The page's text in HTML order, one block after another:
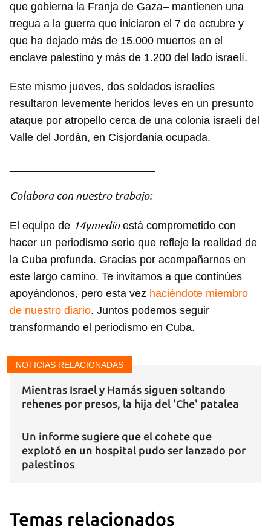
que gobierna la Franja de Gaza– mantienen una
tregua a la guerra que iniciaron el 7 de octubre y
que ha dejado más de 15.000 muertos en el
enclave palestino y más de 1.200 del lado israelí.
Este mismo jueves, dos soldados israelíes
resultaron levemente heridos leves en un presunto
ataque por atropello cerca de una colonia israelí del
Valle del Jordán, en Cisjordania ocupada.
Colabora con nuestro trabajo:
El equipo de 14ymedioestá comprometido con
hacer un periodismo serio que refleje la realidad de
la Cuba profunda. Gracias por acompañarnos en
este largo camino. Te invitamos a que continúes
apoyándonos, pero esta vez haciéndote miembro
de nuestro diario. Juntos podemos seguir
transformando el periodismo en Cuba.
NOTICIAS RELACIONADAS
Mientras Israel y Hamás siguen soltando
rehenes por presos, la hija del 'Che' patalea
Un informe sugiere que el cohete que
explotó en un hospital pudo ser lanzado por
palestinos
Temas relacionados